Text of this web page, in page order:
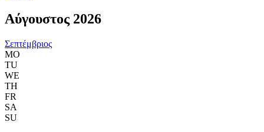
Αύγουστος 2026
Σεπτέμβριος
MO
TU
WE
TH
FR
SA
SU